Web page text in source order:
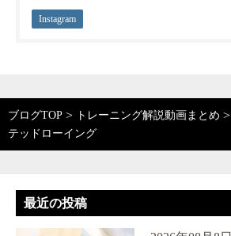
Instagram
ブログTOP > トレーニング解説動画まとめ >
テッドローイング
最近の投稿